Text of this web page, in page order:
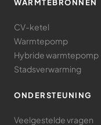
WARMTEBRONNEN
CV-ketel
Warmtepomp
Hybride warmtepomp
Stadsverwarming
ONDERSTEUNING
Veelgestelde vragen